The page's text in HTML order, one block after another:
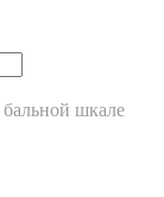
шкале